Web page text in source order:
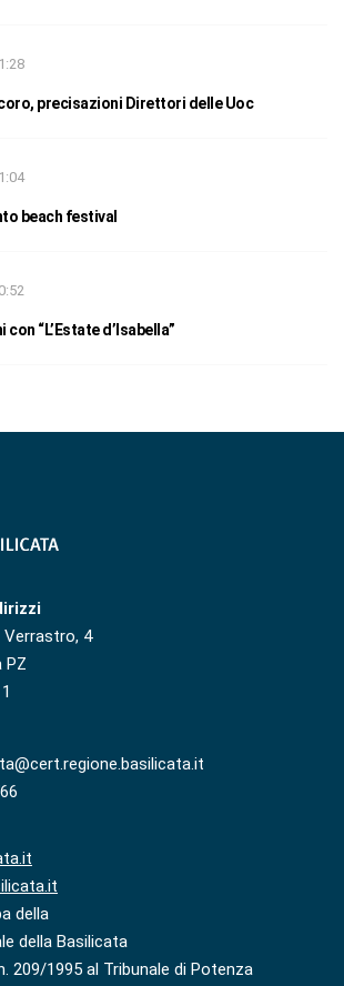
precisazioni Direttori delle Uoc
beach festival
“L’Estate d’Isabella”
Verrastro, 4
PZ
della
della Basilicata
209/1995 al Tribunale di Potenza